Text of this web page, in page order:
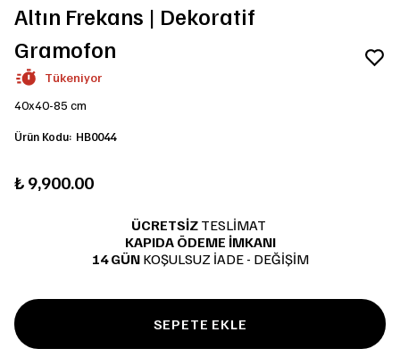
Altın Frekans | Dekoratif
Gramofon
Tükeniyor
40x40-85 cm
Ürün Kodu: HB0044
₺ 9,900.00
ÜCRETSİZ TESLİMAT
KAPIDA ÖDEME İMKANI
14 GÜNKOŞULSUZ İADE - DEĞİŞİM
SEPETE EKLE